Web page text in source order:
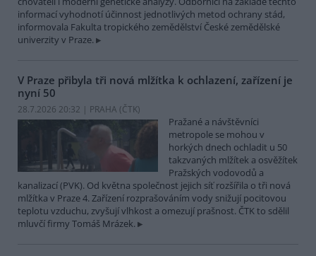
informací vyhodnotí účinnost jednotlivých metod ochrany stád,
informovala Fakulta tropického zemědělství České zemědělské
univerzity v Praze.
V Praze přibyla tři nová mlžítka k ochlazení, zařízení je
nyní 50
28.7.2026 20:32 | PRAHA (ČTK)
Pražané a návštěvníci
metropole se mohou v
horkých dnech ochladit u 50
takzvaných mlžítek a osvěžítek
Pražských vodovodů a
kanalizací (PVK). Od května společnost jejich síť rozšířila o tři nová
mlžítka v Praze 4. Zařízení rozprašováním vody snižují pocitovou
teplotu vzduchu, zvyšují vlhkost a omezují prašnost. ČTK to sdělil
mluvčí firmy Tomáš Mrázek.